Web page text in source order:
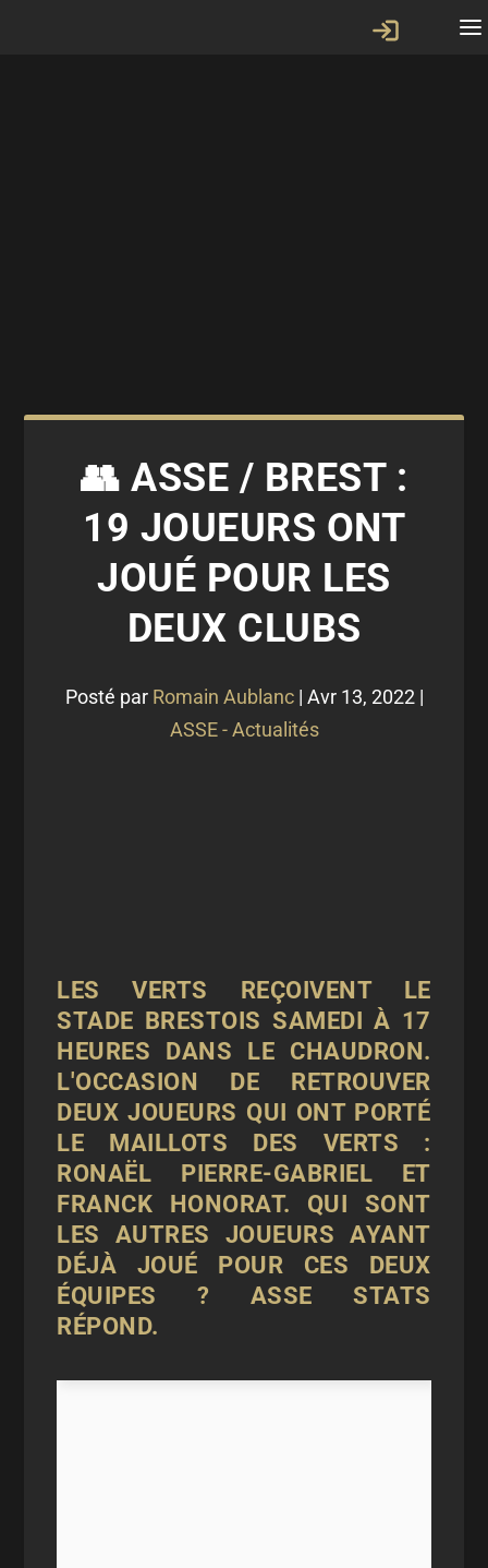
👥 ASSE / BREST :
19 JOUEURS ONT
JOUÉ POUR LES
DEUX CLUBS
Posté par Romain Aublanc| Avr 13, 2022|
ASSE - Actualités
LES VERTS REÇOIVENT LE
STADE BRESTOIS SAMEDI À 17
HEURES DANS LE CHAUDRON.
L'OCCASION DE RETROUVER
DEUX JOUEURS QUI ONT PORTÉ
LE MAILLOTS DES VERTS :
RONAËL PIERRE-GABRIEL ET
FRANCK HONORAT. QUI SONT
LES AUTRES JOUEURS AYANT
DÉJÀ JOUÉ POUR CES DEUX
ÉQUIPES ? ASSE STATS
RÉPOND.